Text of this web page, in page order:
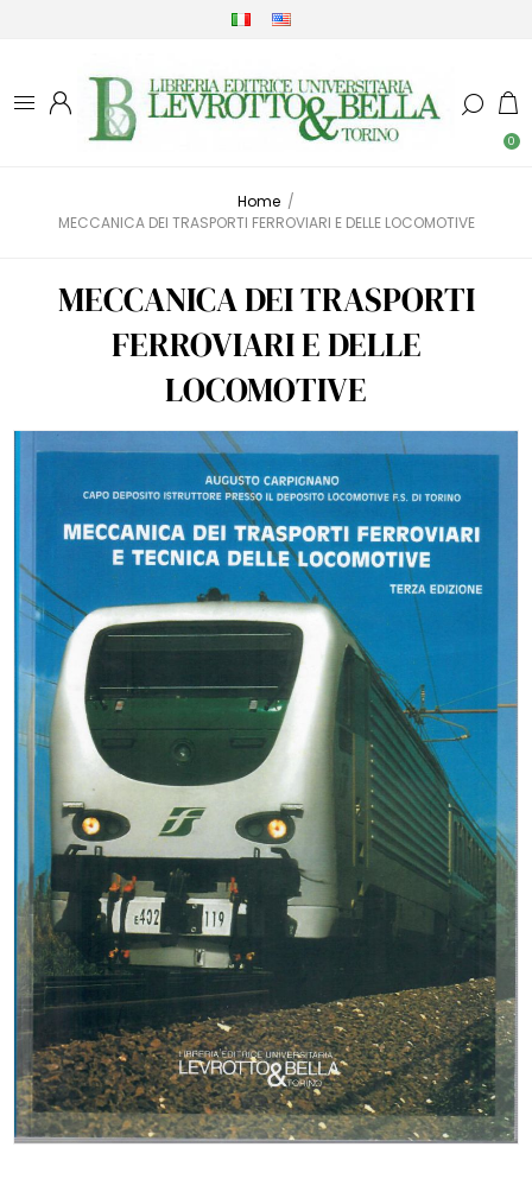
0
Home /
MECCANICA DEI TRASPORTI FERROVIARI E DELLE LOCOMOTIVE
MECCANICA DEI TRASPORTI
FERROVIARI E DELLE
LOCOMOTIVE